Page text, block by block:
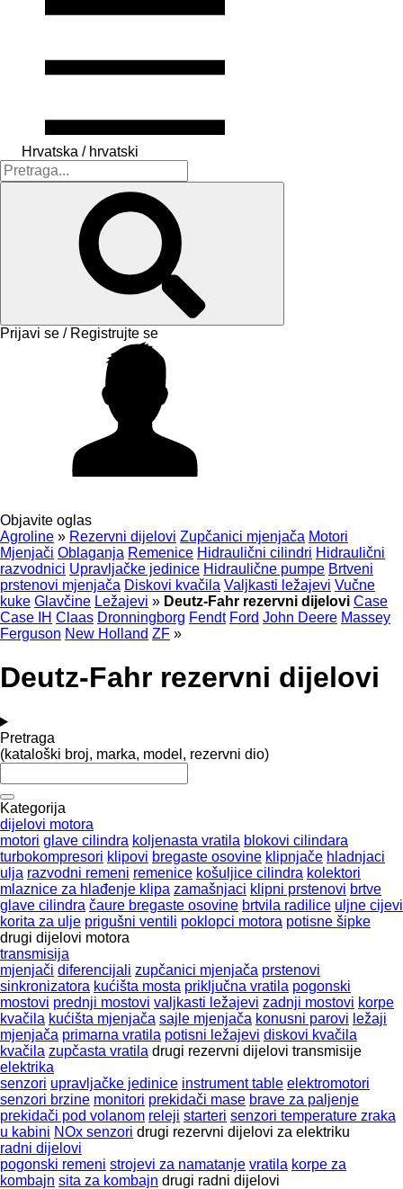
Hrvatska / hrvatski
Prijavi se / Registrujte se
Objavite oglas
Agroline » Rezervni dijelovi Zupčanici mjenjača Motori
Mjenjači Oblaganja Remenice Hidraulični cilindri Hidraulični
razvodnici Upravljačke jedinice Hidraulične pumpe Brtveni
prstenovi mjenjača Diskovi kvačila Valjkasti ležajevi Vučne
kuke Glavčine Ležajevi » Deutz-Fahr rezervni dijelovi Case
Case IH Claas Dronningborg Fendt Ford John Deere Massey
Ferguson New Holland ZF »
Deutz-Fahr rezervni dijelovi
Pretraga
(kataloški broj, marka, model, rezervni dio)
Kategorija
dijelovi motora
motori glave cilindra koljenasta vratila blokovi cilindara
turbokompresori klipovi bregastе osovinе klipnjače hladnjaci
ulja razvodni remeni remenice košuljice cilindra kolektori
mlaznice za hlađenje klipa zamašnjaci klipni prstenovi brtve
glave cilindra čaure bregaste osovine brtvila radilice uljne cijevi
korita za ulje prigušni ventili poklopci motora potisne šipke
drugi dijelovi motora
transmisija
mjenjači diferencijali zupčanici mjenjača prstenovi
sinkronizatora kućišta mosta priključna vratila pogonski
mostovi prednji mostovi valjkasti ležajevi zadnji mostovi korpe
kvačila kućišta mjenjača sajle mjenjača konusni parovi ležaji
mjenjača primarna vratila potisni ležajevi diskovi kvačila
kvačila zupčasta vratila drugi rezervni dijelovi transmisije
elektrika
senzori upravljačke jedinice instrument table elektromotori
senzori brzine monitori prekidači mase brave za paljenje
prekidači pod volanom releji starteri senzori temperature zraka
u kabini NOx senzori drugi rezervni dijelovi za elektriku
radni dijelovi
pogonski remeni strojevi za namatanje vratila korpe za
kombajn sita za kombajn drugi radni dijelovi